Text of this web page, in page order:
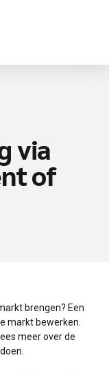
via
of
brengen? Een
markt bewerken.
meer over de